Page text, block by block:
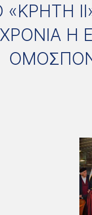
«ΚΡΗΤΗ
ΧΡΟΝΙΑ Η